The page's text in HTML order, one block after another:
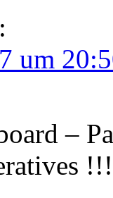
um
–
!!!